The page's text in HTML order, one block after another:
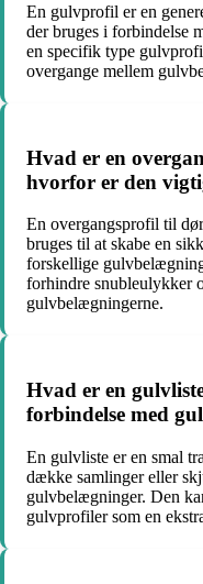
En gulvprofil er en
der bruges i forbindelse
en specifik type
overgange mellem
Hvad er en
hvorfor er den
En overgangsprofil til
bruges til at skabe en
forskellige
forhindre snubleulykker
gulvbelægningerne.
Hvad er en
forbindelse med
En gulvliste er en smal
dække samlinger eller
gulvbelægninger. Den
gulvprofiler som en